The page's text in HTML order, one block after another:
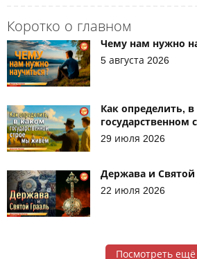
Коротко о главном
Чему нам нужно
5 августа 2026
Как определить,
29 июля 2026
Держава и Святой
22 июля 2026
Посмотреть ещё